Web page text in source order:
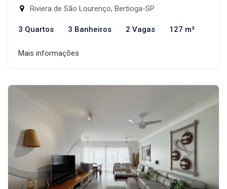
Riviera de São Lourenço, Bertioga-SP
3 Quartos 3 Banheiros 2 Vagas 127 m²
Mais informações